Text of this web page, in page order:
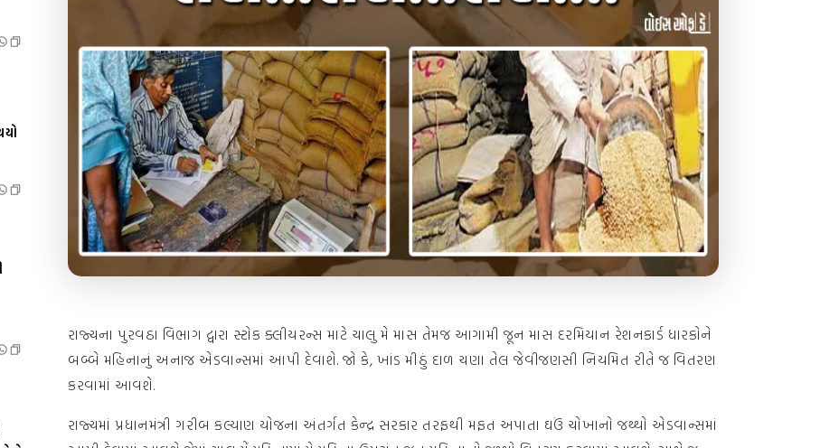
રાજ્યના પુરવઠા વિભાગ દ્વારા સ્ટોક ક્લીયરન્સ માટે ચાલુ મે માસ તેમજ આગામી જૂન માસ દરમિયાન રેશનકાર્ડ ધારકોને
બબ્બે મહિનાનું અનાજ એડવાન્સમાં આપી દેવાશે. જો કે, ખાંડ મીઠું દાળ ચણા તેલ જેવીજણસી નિયમિત રીતે જ વિતરણ
કરવામાં આવશે.
રાજ્યમાં પ્રધાનમંત્રી ગરીબ કલ્યાણ યોજના અંતર્ગત કેન્દ્ર સરકાર તરફથી મફત અપાતા ઘઉં ચોખાનો જથ્થો એડવાન્સમાં